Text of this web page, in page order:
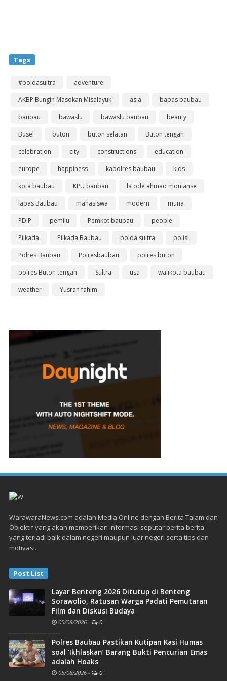
Tags
#poldasultra
adventure
AKBP Bungin Masokan Misalayuk
asia
bapas baubau
baubau
bawaslu bawaslu baubau
beauty
Busel
buton buton selatan
Buton tengah
celebration
city constructions
education
europe
happiness kapolres baubau
kids
kota baubau
KPU baubau
la ode ahmad monianse
lapas Baubau
mahasiswa modern
muna
PDIP
pemilu Pemkot baubau
people
Pilkada
Pilkada Baubau polda sultra
polisi
Polres Baubau
Polresbaubau
polres buton
polres Buton tengah
Sultra usa
walikota baubau
weather
Yusran fahim
WarawaraNews.com adalah Media Online dengan Berita Tajam dan
Objektif yang akan memberikan informasi seputar berita berita
yang terjadi baik dalam negeri maupun luar negeri serta tips dan
motivasi.
Post List
Layar Benteng 2026 Ditutup di Benteng
Sorawolio, Ratusan Warga Padati Pemutaran
Film dan Diskusi Budaya
05/08/2026 - 0
Polres Baubau Pastikan Kutipan Kasi Humas
soal ‘Ikhlaskan’ Barang Bukti Pencurian Emas
adalah Hoaks
05/08/2026 - 0